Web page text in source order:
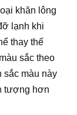
khăn lông
lạnh khi
thay thế
sắc theo
sắc màu này
tượng hơn